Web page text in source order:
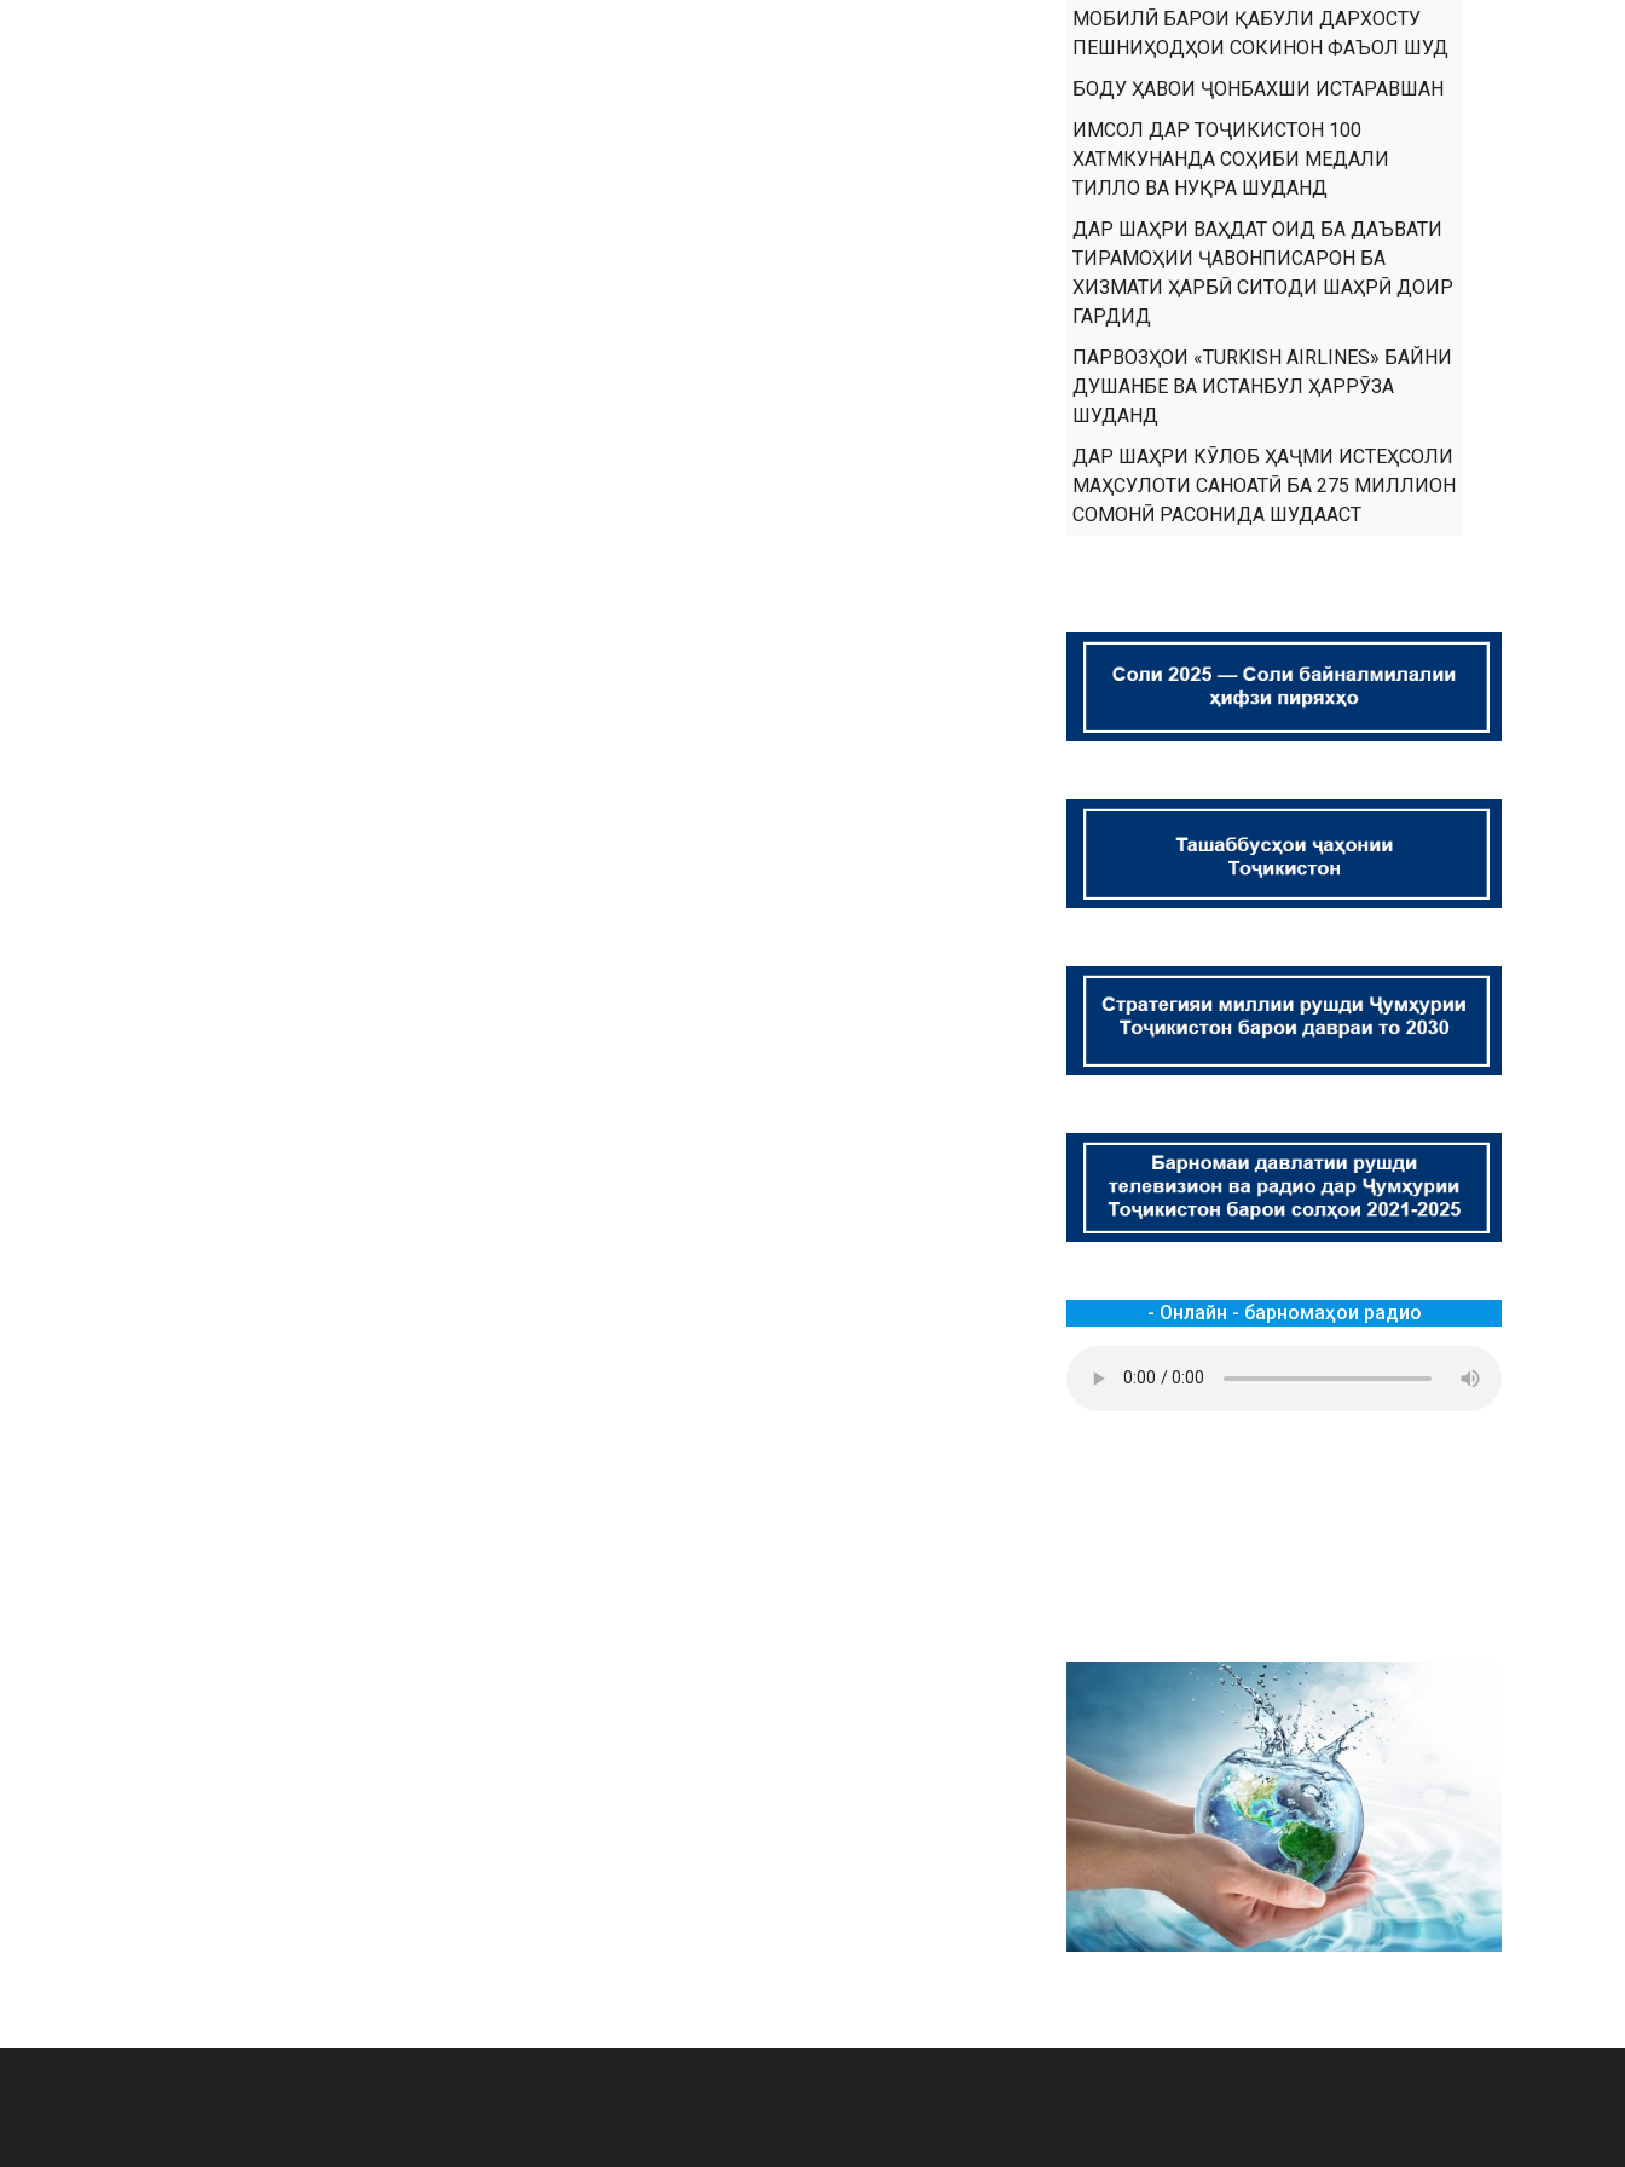
МОБИЛӢ БАРОИ ҚАБУЛИ ДАРХОСТУ
ПЕШНИҲОДҲОИ СОКИНОН ФАЪОЛ ШУД
БОДУ ҲАВОИ ҶОНБАХШИ ИСТАРАВШАН
ИМСОЛ ДАР ТОҶИКИСТОН 100
ХАТМКУНАНДА СОҲИБИ МЕДАЛИ
ТИЛЛО ВА НУҚРА ШУДАНД
ДАР ШАҲРИ ВАҲДАТ ОИД БА ДАЪВАТИ
ТИРАМОҲИИ ҶАВОНПИСАРОН БА
ХИЗМАТИ ҲАРБӢ СИТОДИ ШАҲРӢ ДОИР
ГАРДИД
ПАРВОЗҲОИ «TURKISH AIRLINES» БАЙНИ
ДУШАНБЕ ВА ИСТАНБУЛ ҲАРРӮЗА
ШУДАНД
ДАР ШАҲРИ КӮЛОБ ҲАҶМИ ИСТЕҲСОЛИ
МАҲСУЛОТИ САНОАТӢ БА 275 МИЛЛИОН
СОМОНӢ РАСОНИДА ШУДААСТ
- Онлайн - барномаҳои радио